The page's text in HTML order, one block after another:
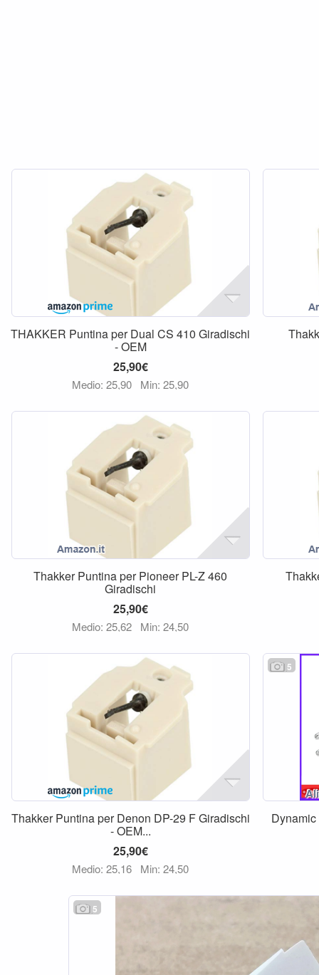
THAKKER Puntina per Dual CS 410 Giradischi
- OEM
25,90€
Medio: 25,90 Min: 25,90
Thakker Puntina per Pioneer PL-Z 460
Giradischi
25,90€
Medio: 25,62 Min: 24,50
Thakker Puntina per Denon DP-29 F Giradischi
- OEM...
25,90€
Medio: 25,16 Min: 24,50
5
5